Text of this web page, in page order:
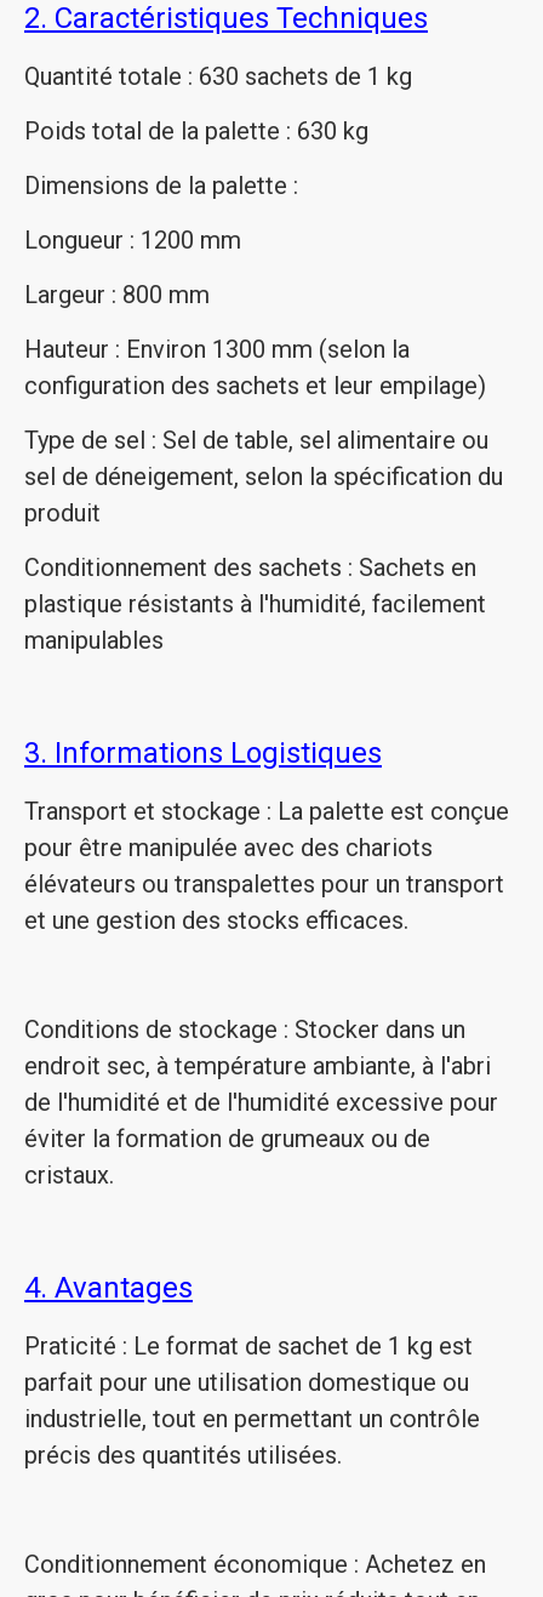
2. Caractéristiques Techniques
Quantité totale : 630 sachets de 1 kg
Poids total de la palette : 630 kg
Dimensions de la palette :
Longueur : 1200 mm
Largeur : 800 mm
Hauteur : Environ 1300 mm (selon la
configuration des sachets et leur empilage)
Type de sel : Sel de table, sel alimentaire ou
sel de déneigement, selon la spécification du
produit
Conditionnement des sachets : Sachets en
plastique résistants à l'humidité, facilement
manipulables
3. Informations Logistiques
Transport et stockage : La palette est conçue
pour être manipulée avec des chariots
élévateurs ou transpalettes pour un transport
et une gestion des stocks efficaces.
Conditions de stockage : Stocker dans un
endroit sec, à température ambiante, à l'abri
de l'humidité et de l'humidité excessive pour
éviter la formation de grumeaux ou de
cristaux.
4. Avantages
Praticité : Le format de sachet de 1 kg est
parfait pour une utilisation domestique ou
industrielle, tout en permettant un contrôle
précis des quantités utilisées.
Conditionnement économique : Achetez en